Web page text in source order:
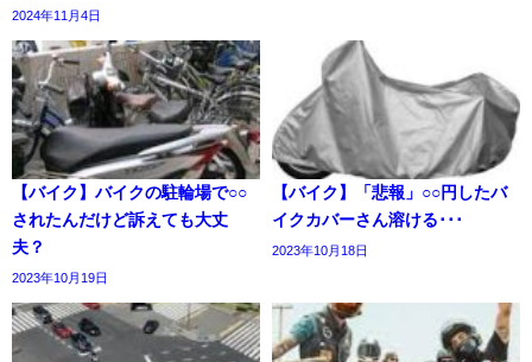
2024年11月4日
【バイク】バイクの駐輪場で○○
されたんだけど訴えても大丈
夫？
2023年10月19日
【バイク】「悲報」○○円したバ
イクカバーさん溶ける･･･
2023年10月18日